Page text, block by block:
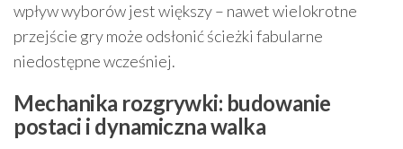
wpływ wyborów jest większy – nawet wielokrotne
przejście gry może odsłonić ścieżki fabularne
niedostępne wcześniej.
Mechanika rozgrywki: budowanie
postaci i dynamiczna walka